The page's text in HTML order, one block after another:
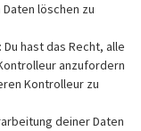
löschen zu
hast das Recht, alle
anzufordern
Kontrolleur zu
deiner Daten